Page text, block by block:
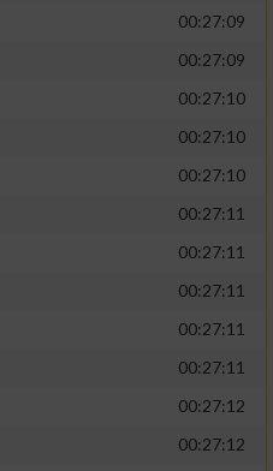
00:27:09
00:27:09
00:27:10
00:27:10
00:27:10
00:27:11
00:27:11
00:27:11
00:27:11
00:27:11
00:27:12
00:27:12